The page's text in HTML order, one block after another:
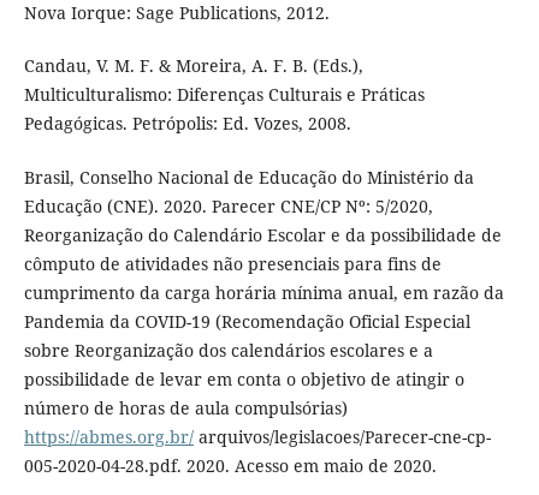
Nova Iorque: Sage Publications, 2012.
Candau, V. M. F. & Moreira, A. F. B. (Eds.),
Multiculturalismo: Diferenças Culturais e Práticas
Pedagógicas. Petrópolis: Ed. Vozes, 2008.
Brasil, Conselho Nacional de Educação do Ministério da
Educação (CNE). 2020. Parecer CNE/CP Nº: 5/2020,
Reorganização do Calendário Escolar e da possibilidade de
cômputo de atividades não presenciais para fins de
cumprimento da carga horária mínima anual, em razão da
Pandemia da COVID-19 (Recomendação Oficial Especial
sobre Reorganização dos calendários escolares e a
possibilidade de levar em conta o objetivo de atingir o
número de horas de aula compulsórias)
https://abmes.org.br/arquivos/legislacoes/Parecer-cne-cp-
005-2020-04-28.pdf. 2020. Acesso em maio de 2020.